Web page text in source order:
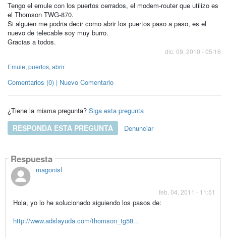
Tengo el emule con los puertos cerrados, el modem-router que utilizo es
el Thomson TWG-870.
Si alguien me podria decir como abrir los puertos paso a paso, es el
nuevo de telecable soy muy burro.
Gracias a todos.
dic. 09, 2010 - 05:16
Emule, puertos, abrir
Comentarios (0) | Nuevo Comentario
¿Tiene la misma pregunta? Siga esta pregunta
RESPONDA ESTA PREGUNTA Denunciar
Respuesta
magonisl
feb. 04, 2011 - 11:51
Hola, yo lo he solucionado siguiendo los pasos de:
http://www.adslayuda.com/thomson_tg58...